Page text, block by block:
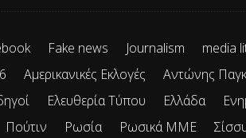
Fake news Journalism media
Αμερικανικές Εκλογές Αντώνης
Ελευθερία Τύπου Ελλάδα
Πούτιν Ρωσία Ρωσικά ΜΜΕ